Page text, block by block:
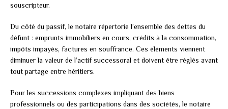
souscripteur.
Du côté du passif, le notaire répertorie l’ensemble des dettes du
défunt : emprunts immobiliers en cours, crédits à la consommation,
impôts impayés, factures en souffrance. Ces éléments viennent
diminuer la valeur de l’actif successoral et doivent être réglés avant
tout partage entre héritiers.
Pour les successions complexes impliquant des biens
professionnels ou des participations dans des sociétés, le notaire